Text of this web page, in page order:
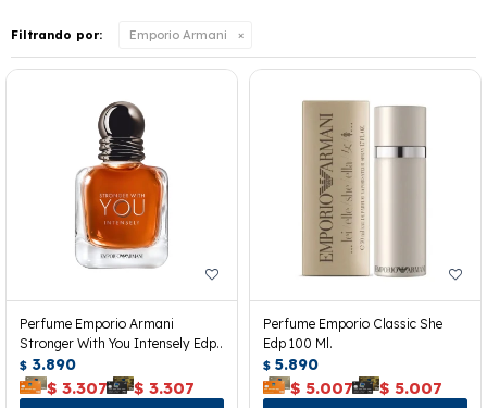
Filtrando por: Emporio Armani
Perfume Emporio Armani
Stronger With You Intensely Edp
30 Ml.
$ 3.890
$ 3.307 $ 3.307
Perfume Emporio Classic She
Edp 100 Ml.
$ 5.890
$ 5.007 $ 5.007